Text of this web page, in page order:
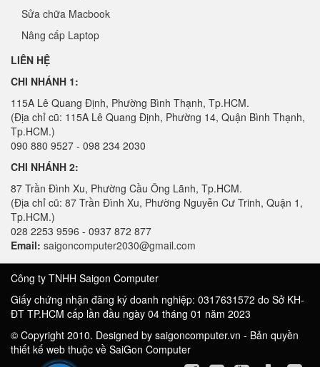
Sửa chữa Macbook
Nâng cấp Laptop
LIÊN HỆ
CHI NHÁNH 1:
115A Lê Quang Định, Phường Bình Thạnh, Tp.HCM.
(Địa chỉ cũ: 115A Lê Quang Định, Phường 14, Quận Bình Thạnh,
Tp.HCM.)
090 880 9527 - 098 234 2030
CHI NHÁNH 2:
87 Trần Đình Xu, Phường Cầu Ông Lãnh, Tp.HCM.
(Địa chỉ cũ: 87 Trần Đình Xu, Phường Nguyễn Cư Trinh, Quận 1,
Tp.HCM.)
028 2253 9596 - 0937 872 877
Email: saigoncomputer2030@gmail.com
Công ty TNHH Saigon Computer
Giấy chứng nhận đăng ký doanh nghiệp: 0317631572 do Sở KH-
ĐT TP.HCM cấp lần đầu ngày 04 tháng 01 năm 2023
© Copyright 2010. Designed by saigoncomputer.vn - Bản quyền
thiết kế web thuộc về SaiGon Computer